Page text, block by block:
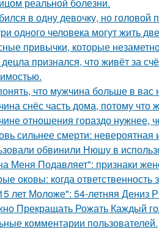
в одну девочку, но головой
одного человека могут жить
привычки, которые
признался, что живёт за
что мужчина больше в вас
снёс часть дома, потому что
отношения гораздо нужнее,
сильнее смерти: невероятная
обвинили Нюшу в
Меня Подавляет": признаки
оковы: когда ответственность
лет Моложе": 54-летняя Дениз
Прекращать Рожать Каждый
комментарии пользователей.